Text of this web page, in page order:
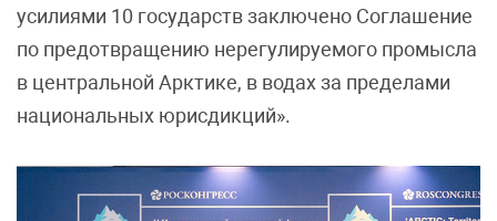
усилиями 10 государств заключено Соглашение
по предотвращению нерегулируемого промысла
в центральной Арктике, в водах за пределами
национальных юрисдикций».